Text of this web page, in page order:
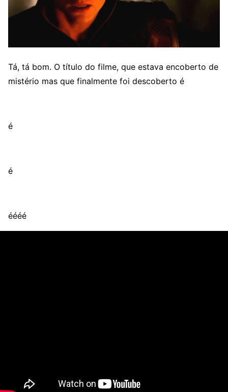
Tá, tá bom. O título do filme, que estava encoberto de
mistério mas que finalmente foi descoberto é
é
é
éééé